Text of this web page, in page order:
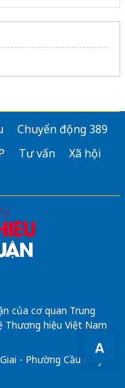
A
Chuyển động 389
Tư vấn
Xã hội
của cơ quan Trung
Thương hiệu Việt Nam
- Phường Cầu Giấy -